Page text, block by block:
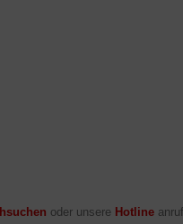
oder unsere Hotline